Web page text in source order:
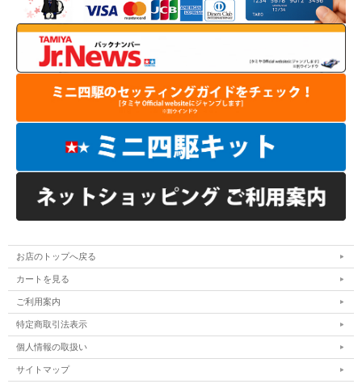
お店のトップへ戻る
カートを見る
ご利用案内
特定商取引法表示
個人情報の取扱い
サイトマップ